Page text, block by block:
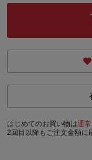
はじめてのお買い物は通常
2回目以降もご注文金額に